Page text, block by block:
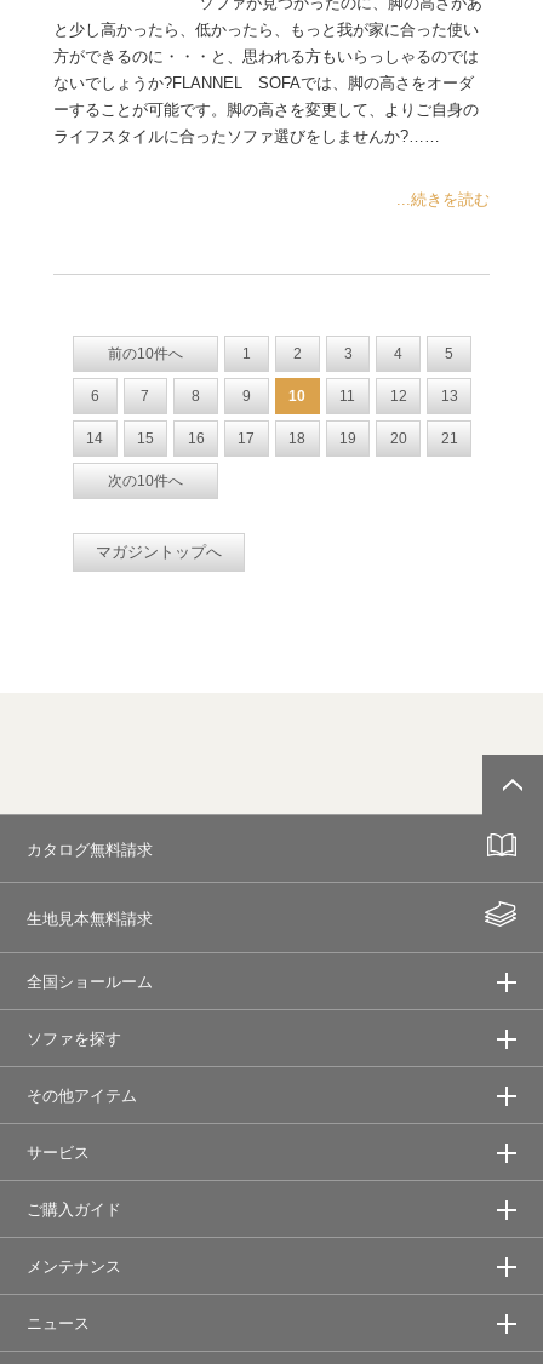
ソファが見つかったのに、脚の高さがあ
と少し高かったら、低かったら、もっと我が家に合った使い
方ができるのに・・・と、思われる方もいらっしゃるのでは
ないでしょうか?FLANNEL SOFAでは、脚の高さをオーダ
ーすることが可能です。脚の高さを変更して、よりご自身の
ライフスタイルに合ったソファ選びをしませんか?……
...続きを読む
前の10件へ 1 2 3 4 5
6 7 8 9 10 11 12 13
14 15 16 17 18 19 20 21
次の10件へ
マガジントップへ
カタログ無料請求
生地見本無料請求
全国ショールーム
ソファを探す
その他アイテム
サービス
ご購入ガイド
メンテナンス
ニュース